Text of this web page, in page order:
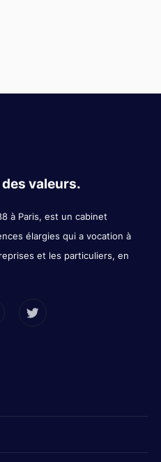
valeurs.
à Paris, est un cabinet
élargies qui a vocation à
et les particuliers, en